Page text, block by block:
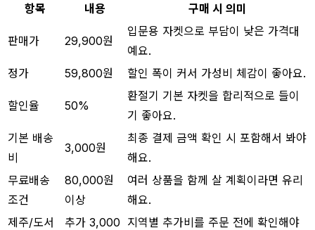
항목 내용 구매 시 의미
판매가 29,900원
입문용 자켓으로 부담이 낮은 가격대
예요.
정가
59,800원 할인 폭이 커서 가성비 체감이 좋아요.
할인율 50%
환절기 기본 자켓을 합리적으로 들이
기 좋아요.
기본 배송
비
3,000원
최종 결제 금액 확인 시 포함해서 봐야
해요.
무료배송
조건
80,000원
이상
여러 상품을 함께 살 계획이라면 유리
해요.
제주/도서
추가 3,000 지역별 추가비를 주문 전에 확인해야